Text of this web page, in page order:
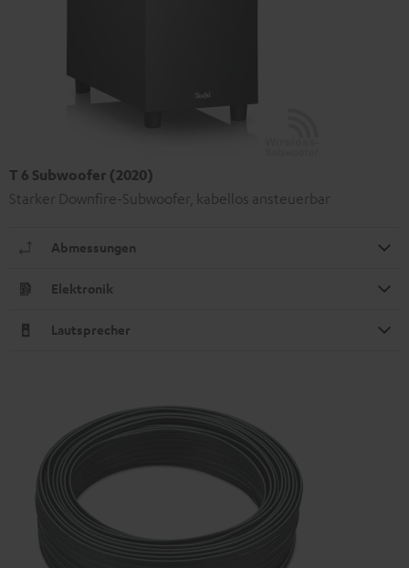
T 6 Subwoofer (2020)
Starker Downfire-Subwoofer, kabellos ansteuerbar
Abmessungen
Elektronik
Lautsprecher